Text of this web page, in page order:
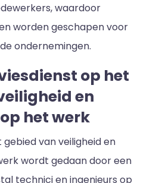
waardoor
worden geschapen voor
ondernemingen.
op het
en
het werk
van veiligheid en
wordt gedaan door een
technici en ingenieurs op